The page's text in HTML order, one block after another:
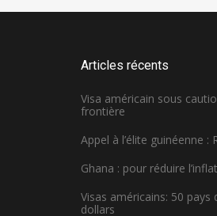
Articles récents
Visa américain sous
frontière
Appel à l’élite guinéenne
Ghana : pour réduire
Visas américains: 50
dollars